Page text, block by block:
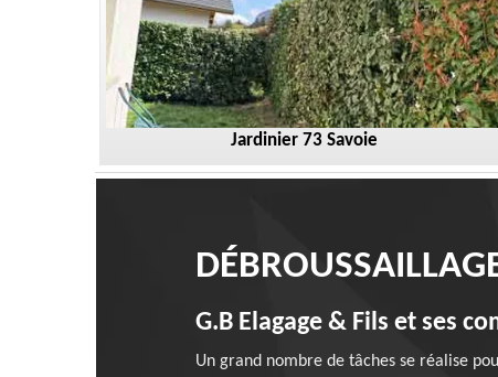
Jardinier 73 Savoie
G.B Elagage & Fils et ses
Un grand nombre de tâches se réalise